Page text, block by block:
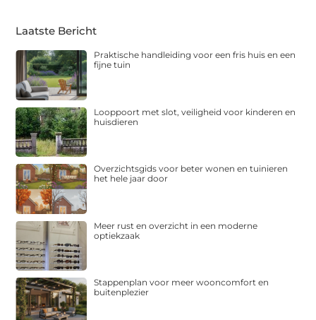
Laatste Bericht
Praktische handleiding voor een fris huis en een
fijne tuin
Looppoort met slot, veiligheid voor kinderen en
huisdieren
Overzichtsgids voor beter wonen en tuinieren
het hele jaar door
Meer rust en overzicht in een moderne
optiekzaak
Stappenplan voor meer wooncomfort en
buitenplezier